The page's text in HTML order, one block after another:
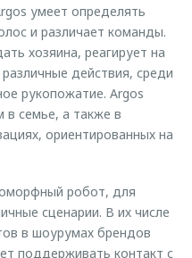
умеет определять
и различает команды.
хозяина, реагирует на
действия, среди
рукопожатие. Argos
в семье, а также в
ориентированных на
робот, для
сценарии. В их числе
в шоурумах брендов
поддерживать контакт с